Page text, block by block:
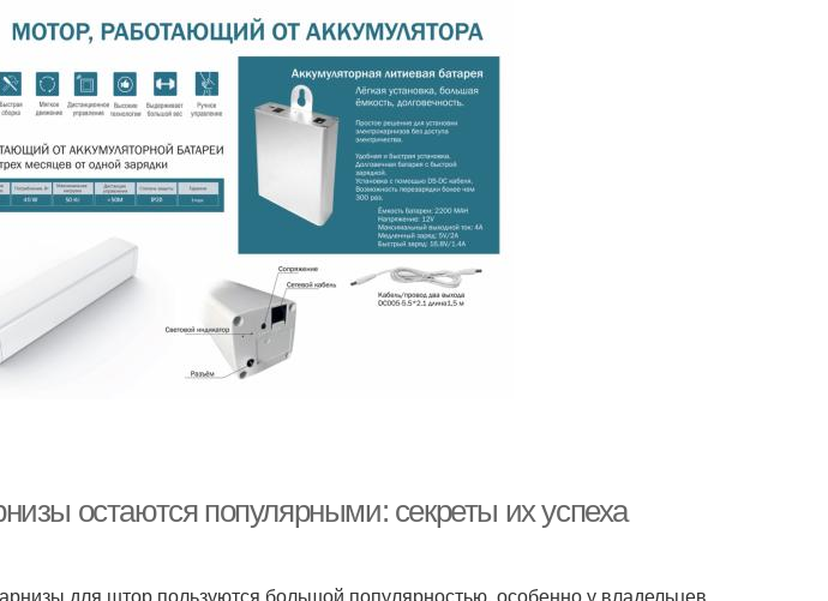
остаются популярными: секреты их успеха